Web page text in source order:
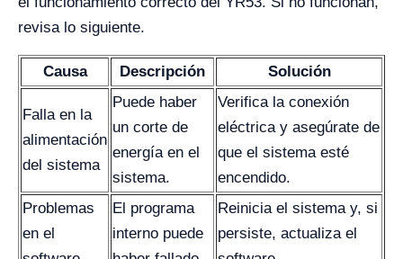
revisa lo siguiente.
Causa Descripción Solución
Falla en la
alimentación
del sistema
Puede haber
un corte de
energía en el
sistema.
Verifica la conexión
eléctrica y asegúrate de
que el sistema esté
encendido.
Problemas
en el
El programa
interno puede
Reinicia el sistema y, si
persiste, actualiza el